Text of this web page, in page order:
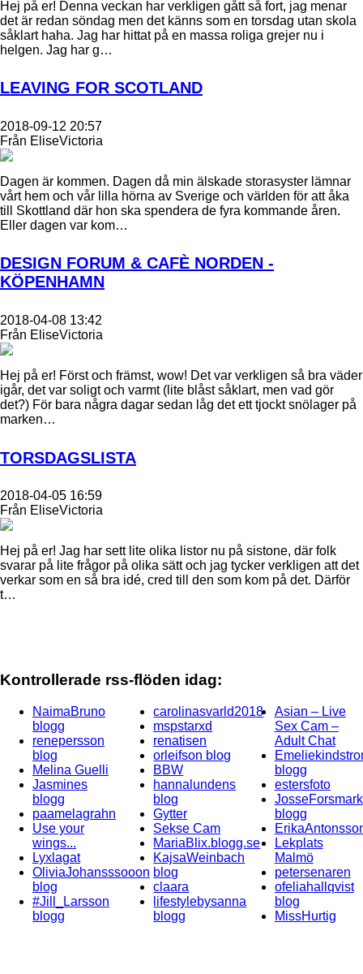
Hej på er! Denna veckan har verkligen gått så fort, jag menar
det är redan söndag men det känns som en torsdag utan skola
såklart haha. Jag har hittat på en massa roliga grejer nu i
helgen. Jag har g…
LEAVING FOR SCOTLAND
2018-09-12 20:57
Från EliseVictoria
Dagen är kommen. Dagen då min älskade storasyster lämnar
vårt hem och vår lilla hörna av Sverige och världen för att åka
till Skottland där hon ska spendera de fyra kommande åren.
Eller dagen var kom…
DESIGN FORUM & CAFÈ NORDEN -
KÖPENHAMN
2018-04-08 13:42
Från EliseVictoria
Hej på er! Först och främst, wow! Det var verkligen så bra väder
igår, det var soligt och varmt (lite blåst såklart, men vad gör
det?) För bara några dagar sedan låg det ett tjockt snölager på
marken…
TORSDAGSLISTA
2018-04-05 16:59
Från EliseVictoria
Hej på er! Jag har sett lite olika listor nu på sistone, där folk
svarar på lite frågor på olika sätt och jag tycker verkligen att det
verkar som en så bra idé, cred till den som kom på det. Därför
t…
Kontrollerade rss-flöden idag:
NaimaBruno
blogg
renepersson
blog
Melina Guelli
Jasmines
blogg
paamelagrahn
Use your
wings...
Lyxlagat
OliviaJohansssooon
blog
#Jill_Larsson
blogg
carolinasvarld2018
mspstarxd
renatisen
orleifson blog
BBW
hannalundens
blog
Gytter
Sekse Cam
MariaBlix.blogg.se
KajsaWeinbach
blog
claara
lifestylebysanna
blogg
Asian – Live
Sex Cam –
Adult Chat
blogg
estersfoto
JosseForsmark
blogg
Lekplats
Malmö
petersenaren
ofeliahallqvist
blog
MissHurtig